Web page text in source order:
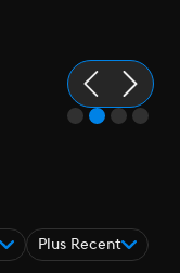
Plus Recent